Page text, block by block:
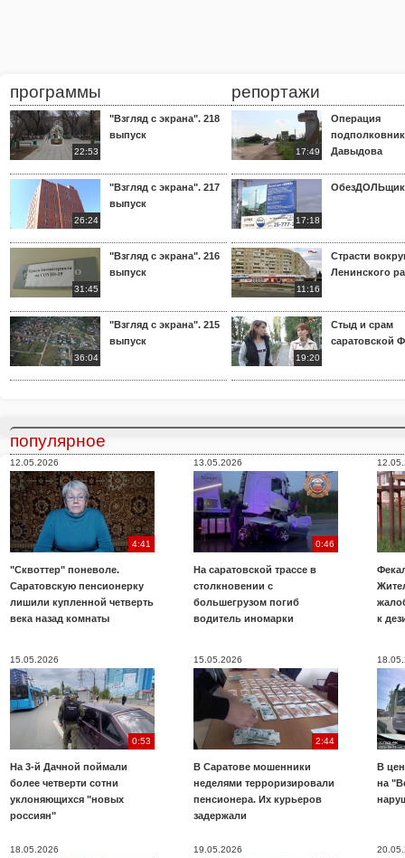
программы
22:53
"Взгляд с экрана". 218
выпуск
26:24
"Взгляд с экрана". 217
выпуск
31:45
"Взгляд с экрана". 216
выпуск
36:04
"Взгляд с экрана". 215
выпуск
репортажи
17:49
Операция
Давыдова
17:18
11:16
Страсти
Ленинского
19:20
Стыд и срам
саратовской
популярное
12.05.2026
4:41
"Сквоттер" поневоле.
Саратовскую пенсионерку
лишили купленной четверть
века назад комнаты
13.05.2026
0:46
На саратовской трассе в
столкновении с
большегрузом погиб
водитель иномарки
к
15.05.2026
0:53
На 3-й Дачной поймали
более четверти сотни
уклоняющихся "новых
россиян"
15.05.2026
2:44
В Саратове мошенники
неделями терроризировали
пенсионера. Их курьеров
задержали
В
на
18.05.2026 19.05.2026